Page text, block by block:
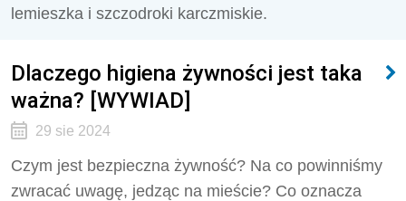
lemieszka i szczodroki karczmiskie.
Dlaczego higiena żywności jest taka
ważna? [WYWIAD]
29 sie 2024
Czym jest bezpieczna żywność? Na co powinniśmy
zwracać uwagę, jedząc na mieście? Co oznacza